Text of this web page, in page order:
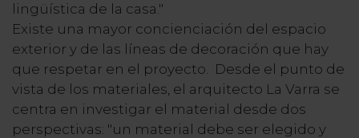
lingüística de la casa."
Existe una mayor concienciación del espacio
exterior y de las líneas de decoración que hay
que respetar en el proyecto. Desde el punto de
vista de los materiales, el arquitecto La Varra se
centra en investigar el material desde dos
perspectivas: "un material debe ser elegido y